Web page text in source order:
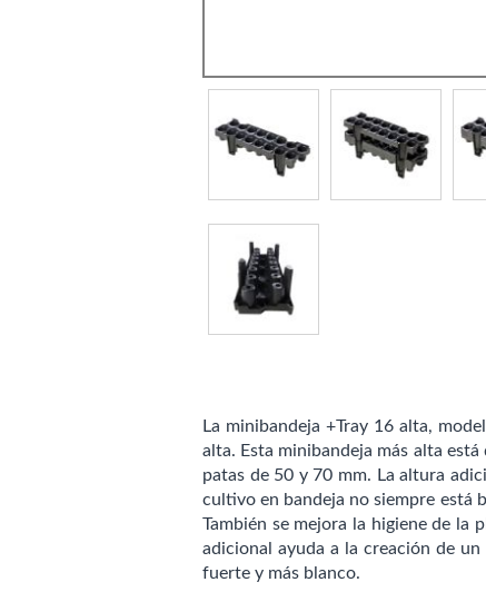
La minibandeja +Tray 16 alta,
alta. Esta minibandeja más alta
patas de 50 y 70 mm. La altura
cultivo en bandeja no siempre está
También se mejora la higiene de la
adicional ayuda a la creación de
fuerte y más blanco.